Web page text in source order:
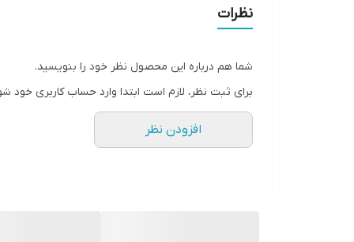
• پاک کننده و طراوت بخش
• بدون پارابن یا سیلیکون
• 500 میل
نظرات
شما هم درباره این محصول نظر خود را بنویسید.
برای ثبت نظر، لازم است ابتدا وارد حساب کاربری خود
افزودن نظر